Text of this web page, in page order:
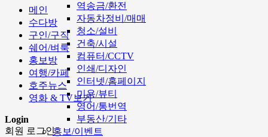
역송금/환전
자동차정비/매매
청소/설비
건축/시설
컴퓨터/CCTV
인쇄/디자인
인터넷/홈페이지
미용/뷰티
영어/통번역
부동산/기타
홍보/이벤트
메인
수다방
구인/구직
쉐어/벼룩
홍보방
여행/카페
호주뉴스
영화 & TV보기
Login
회원 로그인